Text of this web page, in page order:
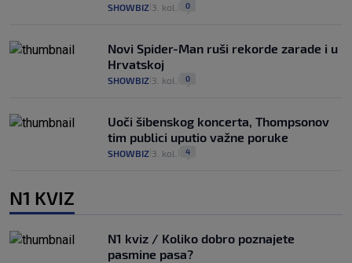
SHOWBIZ 3. kol. 0
Novi Spider-Man ruši rekorde zarade i u
Hrvatskoj
SHOWBIZ 3. kol. 0
Uoči šibenskog koncerta, Thompsonov
tim publici uputio važne poruke
SHOWBIZ 3. kol. 4
N1 KVIZ
N1 kviz / Koliko dobro poznajete
pasmine pasa?